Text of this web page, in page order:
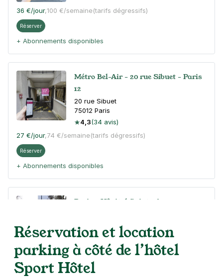
36 €/jour,100 €/semaine(tarifs dégressifs)
Réserver
+ Abonnements disponibles
Métro Bel-Air - 20 rue Sibuet - Paris
12
20 rue Sibuet
75012 Paris
4,3(34 avis)
27 €/jour,74 €/semaine(tarifs dégressifs)
Réserver
+ Abonnements disponibles
Paris - Hôpital Sainte-Anne -
100 rue de la Santé
75014Paris
4,5(71 avis)
4,10 €
24,19 €/jour,
(tarifs dégressifs)
Réservation et location
parking à côté de l’hôtel
Sport Hôtel